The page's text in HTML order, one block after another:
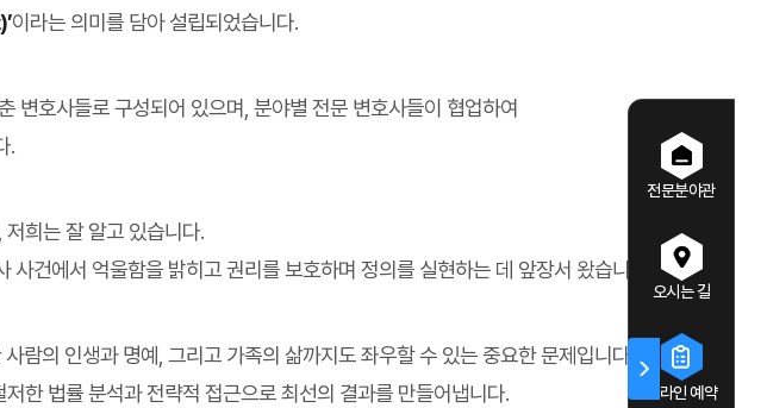
전문분야관
오시는 길
온라인 예약
이라는 의미를 담아 설립되었습니다.
변호사들로 구성되어 있으며, 분야별 전문 변호사들이 협업하여
.
희는 잘 알고 있습니다.
건에서 억울함을 밝히고 권리를 보호하며 정의를 실현하는 데 앞장서 왔습니다.
람의 인생과 명예, 그리고 가족의 삶까지도 좌우할 수 있는 중요한 문제입니다.
한 법률 분석과 전략적 접근으로 최선의 결과를 만들어냅니다.